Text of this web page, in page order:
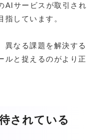
AIサービスが取引され
指しています。
異なる課題を解決する
ルと捉えるのがより正
されている